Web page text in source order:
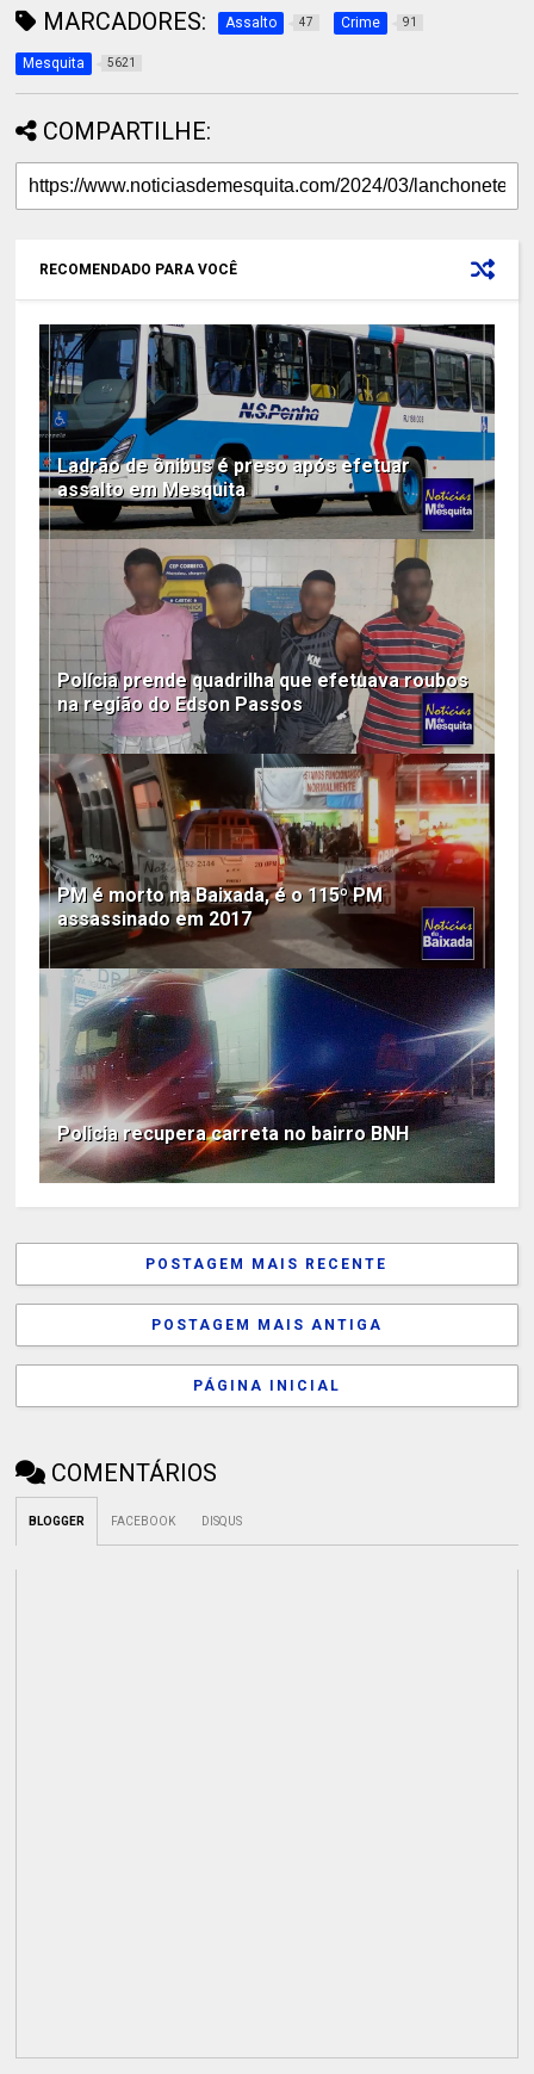
MARCADORES: Assalto 47 Crime 91
Mesquita 5621
COMPARTILHE:
RECOMENDADO PARA VOCÊ
Ladrão de ônibus é preso após efetuar
assalto em Mesquita
Polícia prende quadrilha que efetuava roubos
na região do Edson Passos
PM é morto na Baixada, é o 115º PM
assassinado em 2017
Policia recupera carreta no bairro BNH
POSTAGEM MAIS RECENTE
POSTAGEM MAIS ANTIGA
PÁGINA INICIAL
COMENTÁRIOS
BLOGGER FACEBOOK DISQUS